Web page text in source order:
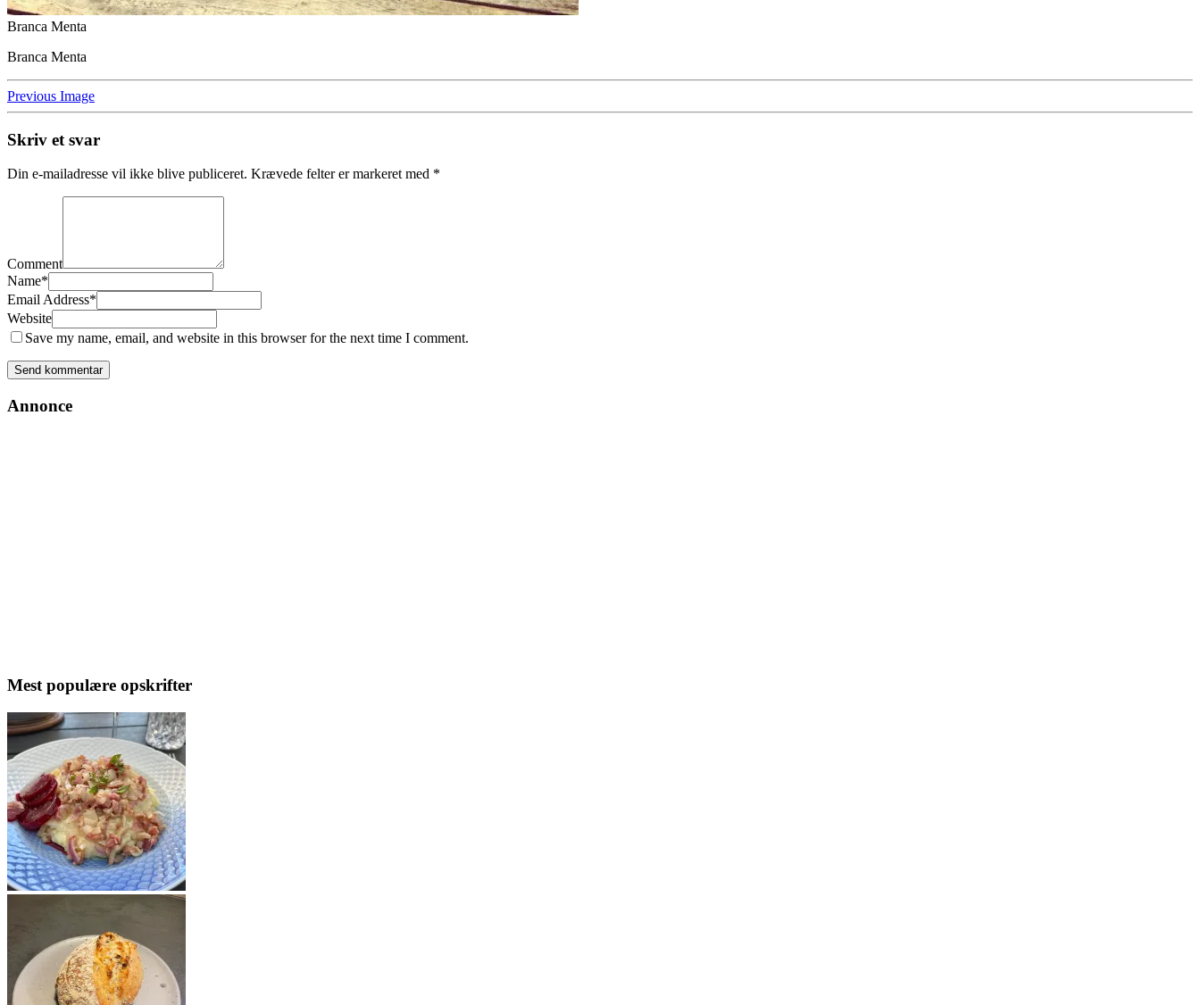
Branca Menta
Branca Menta
Previous Image
Skriv et svar
Din e-mailadresse vil ikke blive publiceret. Krævede felter er markeret med *
Comment
Name*
Email Address*
Website
Save my name, email, and website in this browser for the next time I comment.
Annonce
Mest populære opskrifter